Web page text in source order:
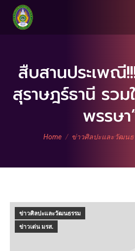
สืบสานประเพณี
สุราษฎร์ธานี รวม
พรรษา
You are here:
Home ข่าวศิลปะและวัฒนธ
ข่าวศิลปะและวัฒนธรรม
ข่าวเด่น มรส.